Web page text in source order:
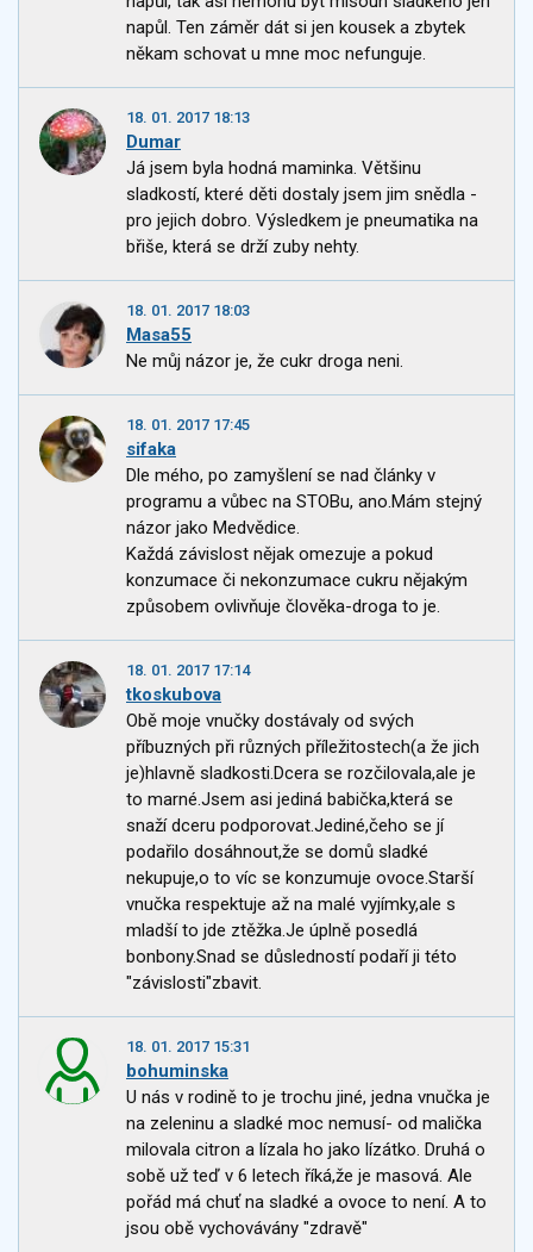
napůl. Ten záměr dát si jen kousek a zbytek
někam schovat u mne moc nefunguje.
18. 01. 2017 18:13
Dumar
Já jsem byla hodná maminka. Většinu
sladkostí, které děti dostaly jsem jim snědla -
pro jejich dobro. Výsledkem je pneumatika na
břiše, která se drží zuby nehty.
18. 01. 2017 18:03
Masa55
Ne můj názor je, že cukr droga neni.
18. 01. 2017 17:45
sifaka
Dle mého, po zamyšlení se nad články v
programu a vůbec na STOBu, ano.Mám stejný
názor jako Medvědice.
Každá závislost nějak omezuje a pokud
konzumace či nekonzumace cukru nějakým
způsobem ovlivňuje člověka-droga to je.
18. 01. 2017 17:14
tkoskubova
Obě moje vnučky dostávaly od svých
příbuzných při různých příležitostech(a že jich
je)hlavně sladkosti.Dcera se rozčilovala,ale je
to marné.Jsem asi jediná babička,která se
snaží dceru podporovat.Jediné,čeho se jí
podařilo dosáhnout,že se domů sladké
nekupuje,o to víc se konzumuje ovoce.Starší
vnučka respektuje až na malé vyjímky,ale s
mladší to jde ztěžka.Je úplně posedlá
bonbony.Snad se důsledností podaří ji této
"závislosti"zbavit.
18. 01. 2017 15:31
bohuminska
U nás v rodině to je trochu jiné, jedna vnučka je
na zeleninu a sladké moc nemusí- od malička
milovala citron a lízala ho jako lízátko. Druhá o
sobě už teď v 6 letech říká,že je masová. Ale
pořád má chuť na sladké a ovoce to není. A to
jsou obě vychovávány "zdravě"